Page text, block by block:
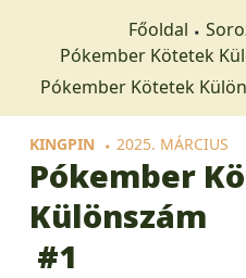
Főoldal
Pókember Kötetek
Pókember Kötetek
KINGPIN 2025. MÁRCIUS
Pókember
Különszám
#1